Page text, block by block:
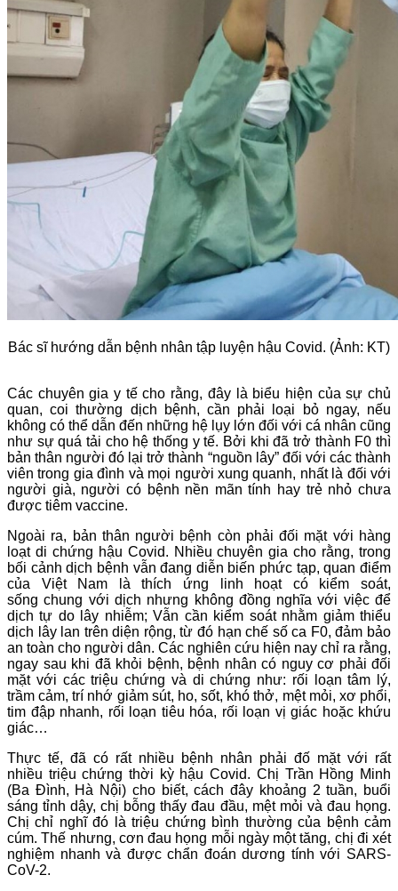
Bác sĩ hướng dẫn bệnh nhân tập luyện hậu Covid. (Ảnh: KT)
Các chuyên gia y tế cho rằng, đây là biểu hiện của sự chủ
quan, coi thường dịch bệnh, cần phải loại bỏ ngay, nếu
không có thể dẫn đến những hệ lụy lớn đối với cá nhân cũng
như sự quá tải cho hệ thống y tế. Bởi khi đã trở thành F0 thì
bản thân người đó lại trở thành “nguồn lây” đối với các thành
viên trong gia đình và mọi người xung quanh, nhất là đối với
người già, người có bệnh nền mãn tính hay trẻ nhỏ chưa
được tiêm vaccine.
Ngoài ra, bản thân người bệnh còn phải đối mặt với hàng
loạt di chứng hậu Covid. Nhiều chuyên gia cho rằng, trong
bối cảnh dịch bệnh vẫn đang diễn biến phức tạp, quan điểm
của Việt Nam là thích ứng linh hoạt có kiểm soát,
sống chung với dịch nhưng không đồng nghĩa với việc để
dịch tự do lây nhiễm; Vẫn cần kiểm soát nhằm giảm thiểu
dịch lây lan trên diện rộng, từ đó hạn chế số ca F0, đảm bảo
an toàn cho người dân. Các nghiên cứu hiện nay chỉ ra rằng,
ngay sau khi đã khỏi bệnh, bệnh nhân có nguy cơ phải đối
mặt với các triệu chứng và di chứng như: rối loạn tâm lý,
trầm cảm, trí nhớ giảm sút, ho, sốt, khó thở, mệt mỏi, xơ phổi,
tim đập nhanh, rối loạn tiêu hóa, rối loạn vị giác hoặc khứu
giác…
Thực tế, đã có rất nhiều bệnh nhân phải đố mặt với rất
nhiều triệu chứng thời kỳ hậu Covid. Chị Trần Hồng Minh
(Ba Đình, Hà Nội) cho biết, cách đây khoảng 2 tuần, buổi
sáng tỉnh dậy, chị bỗng thấy đau đầu, mệt mỏi và đau họng.
Chị chỉ nghĩ đó là triệu chứng bình thường của bệnh cảm
cúm. Thế nhưng, cơn đau họng mỗi ngày một tăng, chị đi xét
nghiệm nhanh và được chẩn đoán dương tính với SARS-
CoV-2.